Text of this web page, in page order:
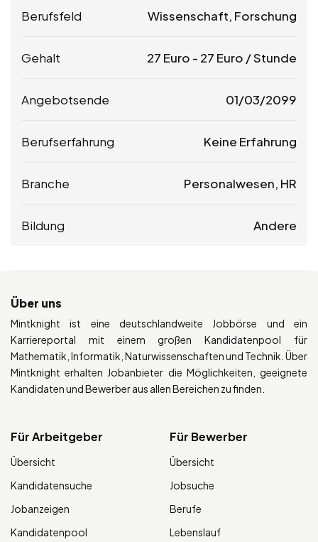
Berufsfeld Wissenschaft, Forschung
Gehalt 27 Euro - 27 Euro / Stunde
Angebotsende 01/03/2099
Berufserfahrung Keine Erfahrung
Branche Personalwesen, HR
Bildung Andere
Über uns
Mintknight ist eine deutschlandweite Jobbörse und ein
Karriereportal mit einem großen Kandidatenpool für
Mathematik, Informatik, Naturwissenschaften und Technik. Über
Mintknight erhalten Jobanbieter die Möglichkeiten, geeignete
Kandidaten und Bewerber aus allen Bereichen zu finden.
Für Arbeitgeber
Übersicht
Kandidatensuche
Jobanzeigen
Kandidatenpool
Für Bewerber
Übersicht
Jobsuche
Berufe
Lebenslauf